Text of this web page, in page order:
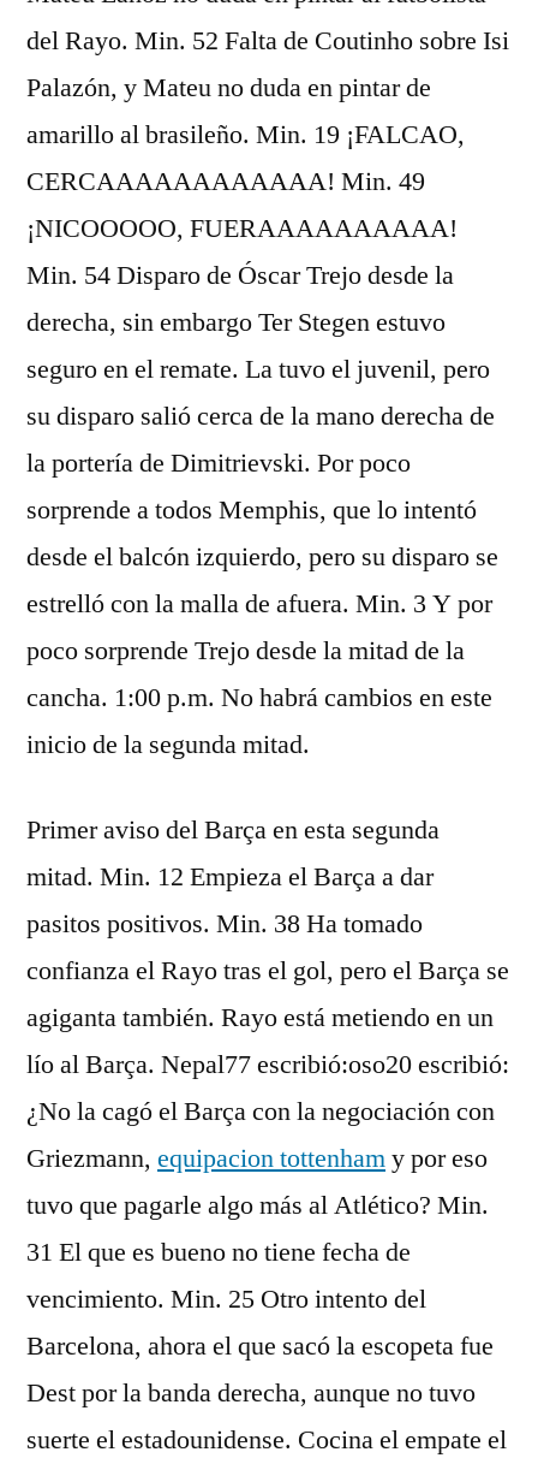
del Rayo. Min. 52 Falta de Coutinho sobre Isi
Palazón, y Mateu no duda en pintar de
amarillo al brasileño. Min. 19 ¡FALCAO,
CERCAAAAAAAAAAAA! Min. 49
¡NICOOOOO, FUERAAAAAAAAAA!
Min. 54 Disparo de Óscar Trejo desde la
derecha, sin embargo Ter Stegen estuvo
seguro en el remate. La tuvo el juvenil, pero
su disparo salió cerca de la mano derecha de
la portería de Dimitrievski. Por poco
sorprende a todos Memphis, que lo intentó
desde el balcón izquierdo, pero su disparo se
estrelló con la malla de afuera. Min. 3 Y por
poco sorprende Trejo desde la mitad de la
cancha. 1:00 p.m. No habrá cambios en este
inicio de la segunda mitad.
Primer aviso del Barça en esta segunda
mitad. Min. 12 Empieza el Barça a dar
pasitos positivos. Min. 38 Ha tomado
confianza el Rayo tras el gol, pero el Barça se
agiganta también. Rayo está metiendo en un
lío al Barça. Nepal77 escribió:oso20 escribió:
¿No la cagó el Barça con la negociación con
Griezmann, equipacion tottenhamy por eso
tuvo que pagarle algo más al Atlético? Min.
31 El que es bueno no tiene fecha de
vencimiento. Min. 25 Otro intento del
Barcelona, ahora el que sacó la escopeta fue
Dest por la banda derecha, aunque no tuvo
suerte el estadounidense. Cocina el empate el